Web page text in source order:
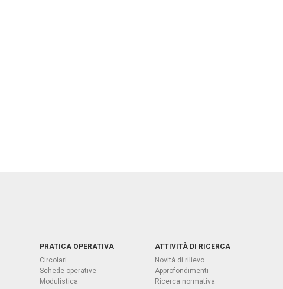
PRATICA OPERATIVA
Circolari
Schede operative
Modulistica
ATTIVITÀ DI RICERCA
Novità di rilievo
Approfondimenti
Ricerca normativa